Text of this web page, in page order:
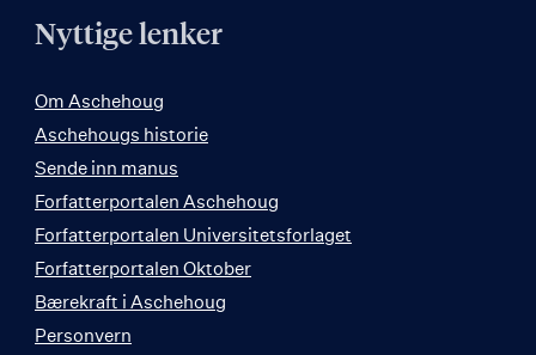
Nyttige lenker
Om Aschehoug
Aschehougs historie
Sende inn manus
Forfatterportalen Aschehoug
Forfatterportalen Universitetsforlaget
Forfatterportalen Oktober
Bærekraft i Aschehoug
Personvern